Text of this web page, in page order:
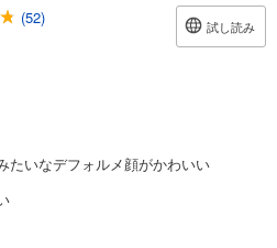
(52) 試し読み
たいなデフォルメ顔がかわいい